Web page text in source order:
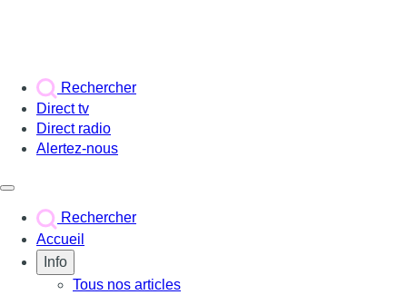
Rechercher
Direct tv
Direct radio
Alertez-nous
Rechercher
Accueil
Info
Tous nos articles